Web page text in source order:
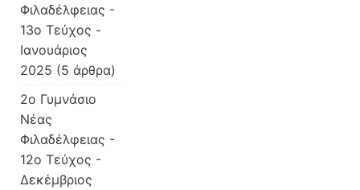
Φιλαδέλφειας -
13ο Τεύχος -
Ιανουάριος
2025 (5 άρθρα)
2o Γυμνάσιο
Νέας
Φιλαδέλφειας -
12ο Τεύχος -
Δεκέμβριος